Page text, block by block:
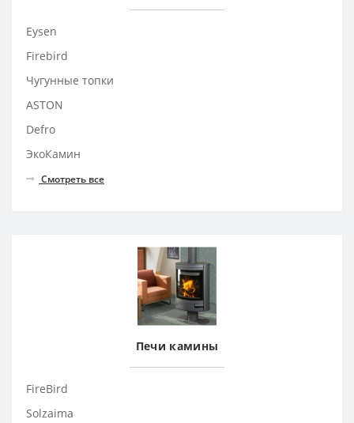
Eysen
Firebird
Чугунные топки
ASTON
Defro
ЭкоКамин
Смотреть все
Печи камины
FireBird
Solzaima